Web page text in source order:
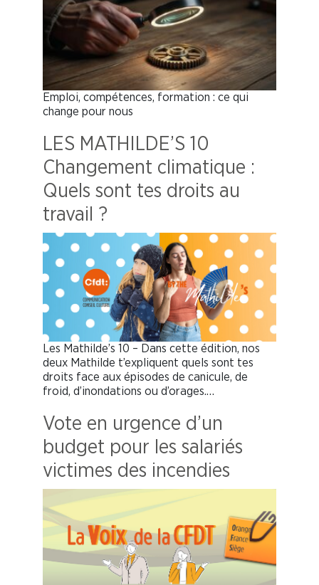
Emploi, compétences, formation : ce qui
change pour nous
LES MATHILDE’S 10
Changement climatique :
Quels sont tes droits au
travail ?
Les Mathilde’s 10 – Dans cette édition, nos
deux Mathilde t’expliquent quels sont tes
droits face aux épisodes de canicule, de
froid, d’inondations ou d’orages.…
Vote en urgence d’un
budget pour les salariés
victimes des incendies